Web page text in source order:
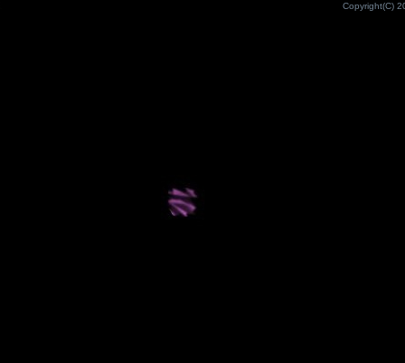
Copyright(C)